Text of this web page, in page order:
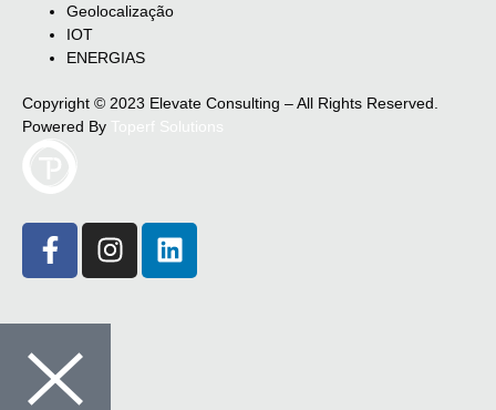
Geolocalização
IOT
ENERGIAS
Copyright © 2023 Elevate Consulting – All Rights Reserved.
Powered By